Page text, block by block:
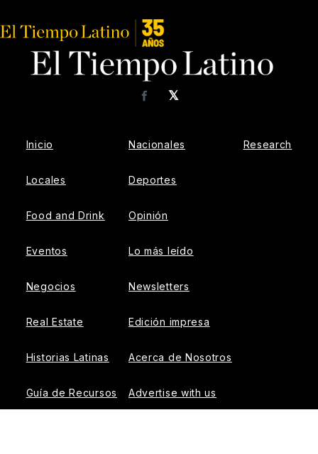
𝕏
Facebook
Inicio
Locales
Food and Drink
Eventos
Negocios
Real Estate
Historias Latinas
Guía de Recursos
Nacionales
Deportes
Opinión
Lo más leído
Newsletters
Edición impresa
Acerca de Nosotros
Advertise with us
Research